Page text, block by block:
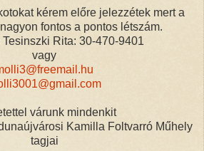
kérem előre jelezzétek mert a
fontos a pontos létszám.
Tesinszki Rita: 30-470-9401
vagy
várunk mindenkit
Kamilla Foltvarró Műhely
tagjai